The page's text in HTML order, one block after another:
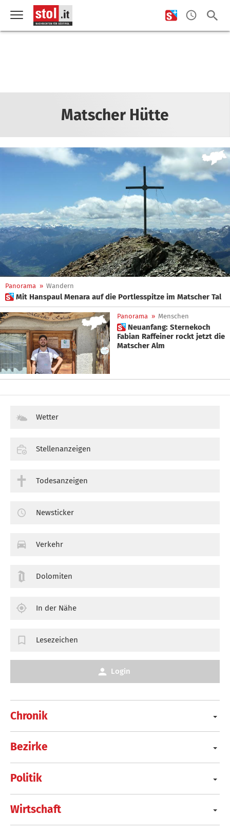
Matscher Hütte
Panorama » Wandern
 Mit Hanspaul Menara auf die Portlesspitze im Matscher Tal
Panorama » Menschen
 Neuanfang: Sternekoch
Fabian Raffeiner rockt jetzt die
Matscher Alm
Chronik
Bezirke
Politik
Wirtschaft
Wetter
Stellenanzeigen
Todesanzeigen
Newsticker
Verkehr
Dolomiten
In der Nähe
Lesezeichen
Login